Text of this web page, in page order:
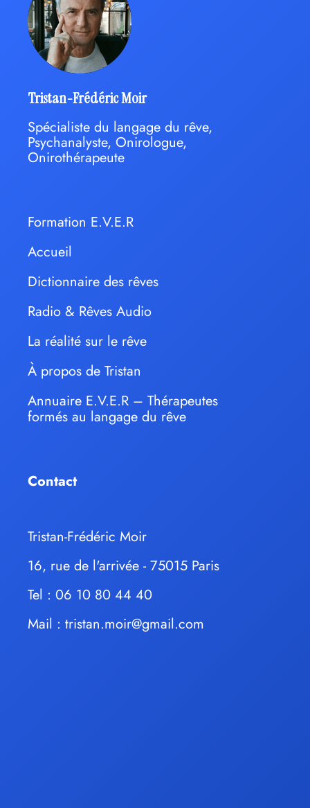
Tristan-Frédéric Moir
Spécialiste du langage du rêve,
Psychanalyste, Onirologue,
Onirothérapeute
Formation E.V.E.R
Accueil
Dictionnaire des rêves
Radio & Rêves Audio
La réalité sur le rêve
À propos de Tristan
Annuaire E.V.E.R – Thérapeutes
formés au langage du rêve
Contact
Tristan-Frédéric Moir
16, rue de l'arrivée - 75015 Paris
Tel : 06 10 80 44 40
Mail : tristan.moir@gmail.com